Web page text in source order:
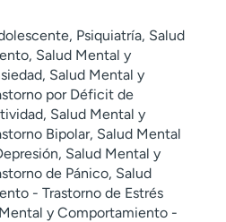
Psiquiatría, Salud
Salud Mental y
Salud Mental y
por Déficit de
Salud Mental y
Bipolar, Salud Mental
Salud Mental y
de Pánico, Salud
- Trastorno de Estrés
y Comportamiento -